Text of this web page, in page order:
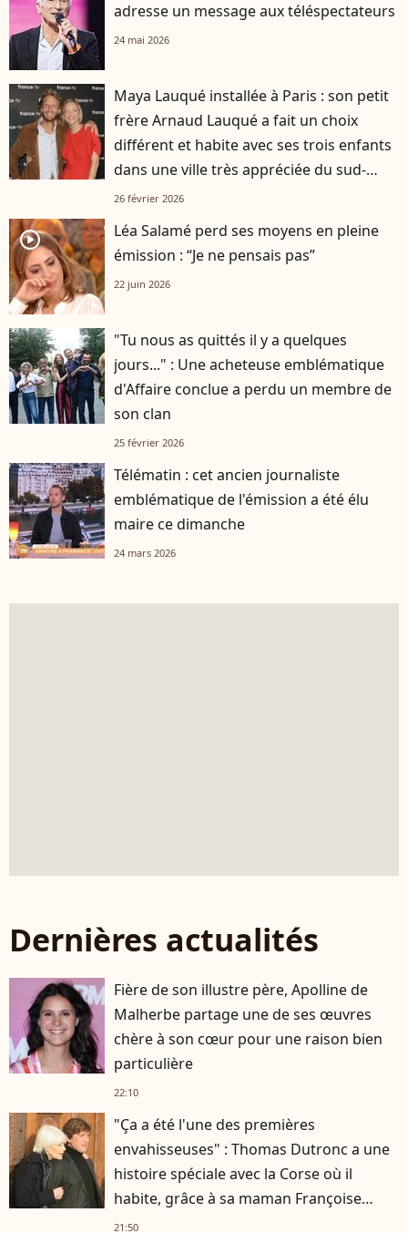
adresse un message aux téléspectateurs
24 mai 2026
Maya Lauqué installée à Paris : son petit
frère Arnaud Lauqué a fait un choix
différent et habite avec ses trois enfants
dans une ville très appréciée du sud-
ouest
26 février 2026
player2
Léa Salamé perd ses moyens en pleine
émission : “Je ne pensais pas”
22 juin 2026
"Tu nous as quittés il y a quelques
jours..." : Une acheteuse emblématique
d'Affaire conclue a perdu un membre de
son clan
25 février 2026
Télématin : cet ancien journaliste
emblématique de l'émission a été élu
maire ce dimanche
24 mars 2026
Dernières actualités
Fière de son illustre père, Apolline de
Malherbe partage une de ses œuvres
chère à son cœur pour une raison bien
particulière
22:10
"Ça a été l'une des premières
envahisseuses" : Thomas Dutronc a une
histoire spéciale avec la Corse où il
habite, grâce à sa maman Françoise
Hardy
21:50